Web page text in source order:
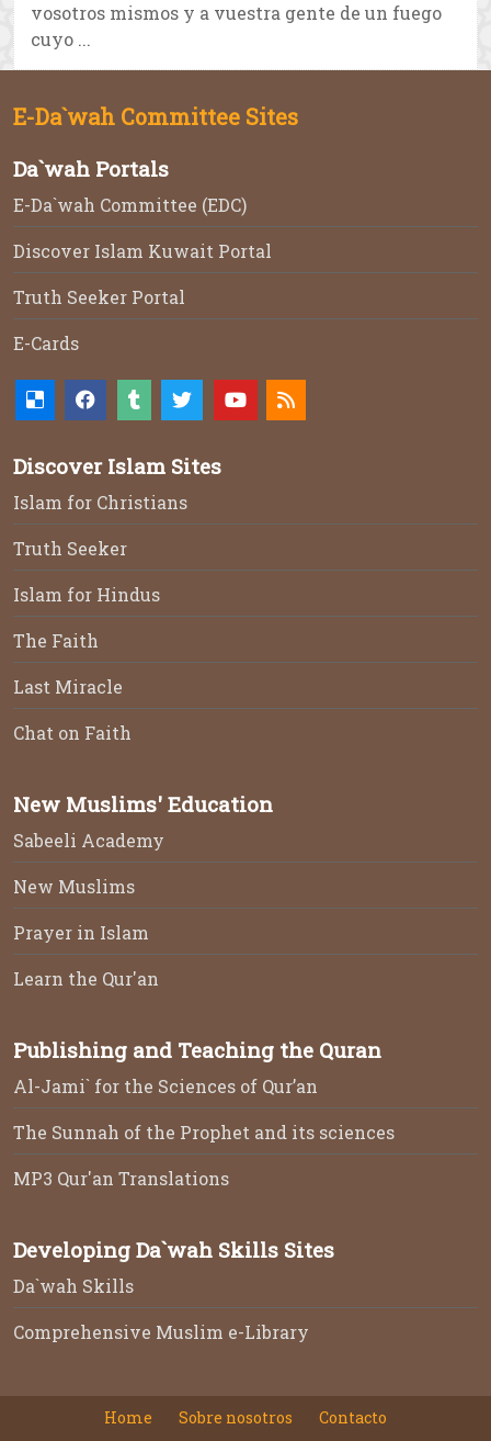
vosotros mismos y a vuestra gente de un fuego
cuyo ...
E-Da`wah Committee Sites
Da`wah Portals
E-Da`wah Committee (EDC)
Discover Islam Kuwait Portal
Truth Seeker Portal
E-Cards
Discover Islam Sites
Islam for Christians
Truth Seeker
Islam for Hindus
The Faith
Last Miracle
Chat on Faith
New Muslims' Education
Sabeeli Academy
New Muslims
Prayer in Islam
Learn the Qur'an
Publishing and Teaching the Quran
Al-Jami` for the Sciences of Qur’an
The Sunnah of the Prophet and its sciences
MP3 Qur'an Translations
Developing Da`wah Skills Sites
Da`wah Skills
Comprehensive Muslim e-Library
Home Sobre nosotros Contacto